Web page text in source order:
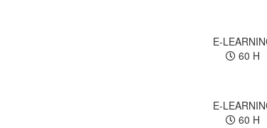
E-
60 H
E-
60 H